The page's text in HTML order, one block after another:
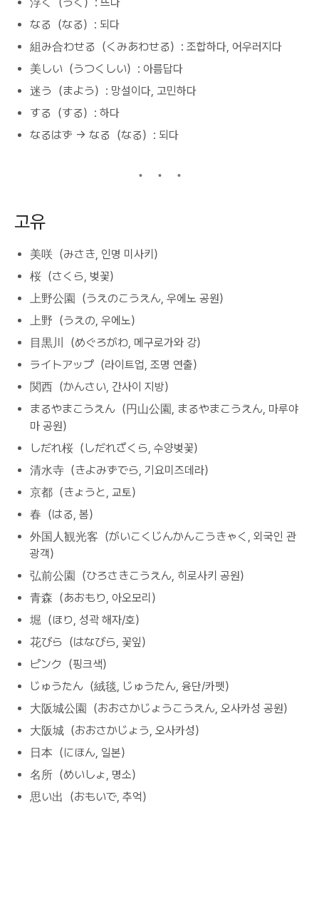
なる（なる）: 되다
組み合わせる（くみあわせる）: 조합하다, 어우러지다
美しい（うつくしい）: 아름답다
迷う（まよう）: 망설이다, 고민하다
する（する）: 하다
なるはず → なる（なる）: 되다
고유
美咲（みさき, 인명 미사키）
桜（さくら, 벚꽃）
上野公園（うえのこうえん, 우에노 공원）
上野（うえの, 우에노）
目黒川（めぐろがわ, 메구로가와 강）
ライトアップ（라이트업, 조명 연출）
関西（かんさい, 간사이 지방）
まるやまこうえん（円山公園, まるやまこうえん, 마루야
마 공원）
しだれ桜（しだれざくら, 수양벚꽃）
清水寺（きよみずでら, 기요미즈데라）
京都（きょうと, 교토）
春（はる, 봄）
外国人観光客（がいこくじんかんこうきゃく, 외국인 관
광객）
弘前公園（ひろさきこうえん, 히로사키 공원）
青森（あおもり, 아오모리）
堀（ほり, 성곽 해자/호）
花びら（はなびら, 꽃잎）
ピンク（핑크색）
じゅうたん（絨毯, じゅうたん, 융단/카펫）
大阪城公園（おおさかじょうこうえん, 오사카성 공원）
大阪城（おおさかじょう, 오사카성）
日本（にほん, 일본）
名所（めいしょ, 명소）
思い出（おもいで, 추억）